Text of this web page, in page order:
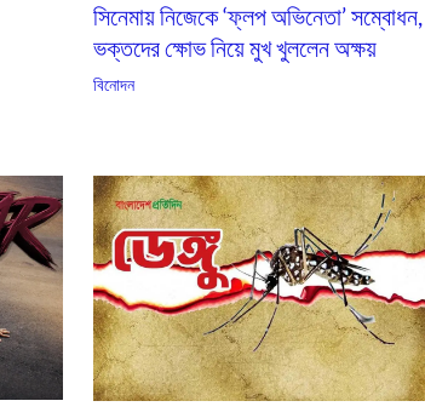
সিনেমায় নিজেকে ‘ফ্লপ অভিনেতা’ সম্বোধন,
ভক্তদের ক্ষোভ নিয়ে মুখ খুললেন অক্ষয়
বিনোদন